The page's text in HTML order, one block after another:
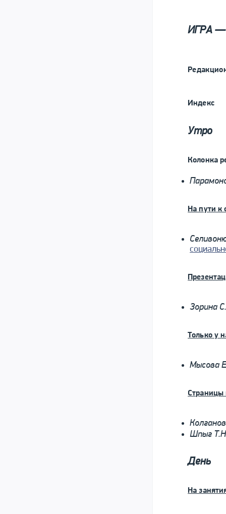
ИГРА —
Индекс
Утро
Колонка
На пути к
Зорина
Только у
Мысова
Страницы
Шпыг
День
На